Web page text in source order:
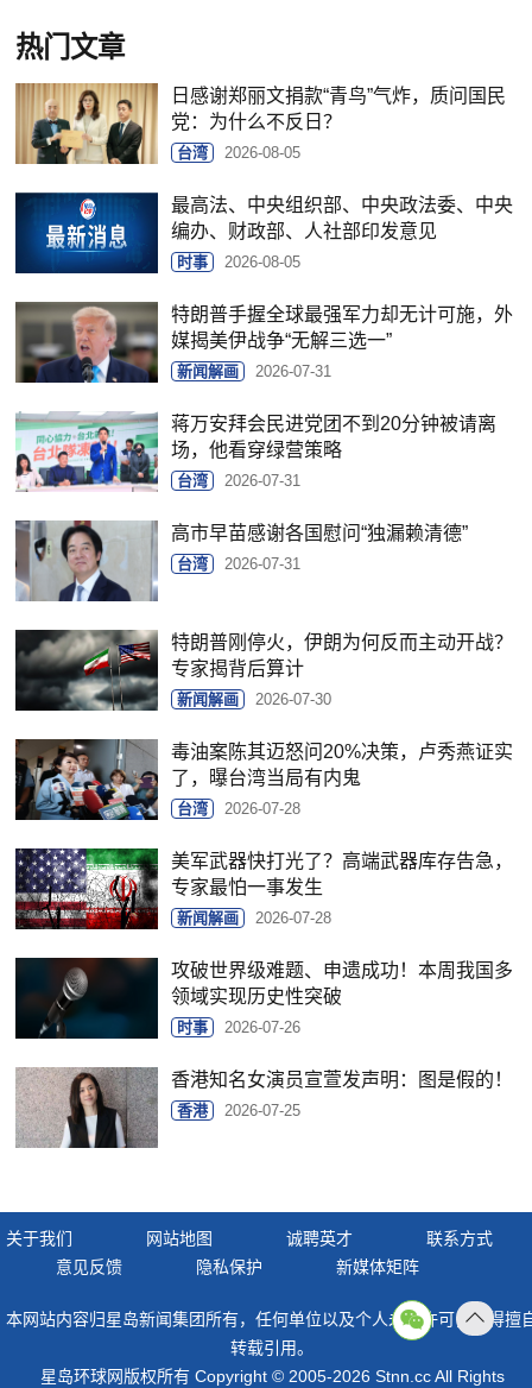
热门文章
日感谢郑丽文捐款“青鸟”气炸，质问国民
党：为什么不反日？
台湾 2026-08-05
最高法、中央组织部、中央政法委、中央
编办、财政部、人社部印发意见
时事 2026-08-05
特朗普手握全球最强军力却无计可施，外
媒揭美伊战争“无解三选一”
新闻解画 2026-07-31
蒋万安拜会民进党团不到20分钟被请离
场，他看穿绿营策略
台湾 2026-07-31
高市早苗感谢各国慰问“独漏赖清德”
台湾 2026-07-31
特朗普刚停火，伊朗为何反而主动开战？
专家揭背后算计
新闻解画 2026-07-30
毒油案陈其迈怒问20%决策，卢秀燕证实
了，曝台湾当局有内鬼
台湾 2026-07-28
美军武器快打光了？高端武器库存告急，
专家最怕一事发生
新闻解画 2026-07-28
攻破世界级难题、申遗成功！本周我国多
领域实现历史性突破
时事 2026-07-26
香港知名女演员宣萱发声明：图是假的！
香港 2026-07-25
关于我们 网站地图 诚聘英才
联系方式
意见反馈
隐私保护 新媒体矩阵
本网站内容归星岛新闻集团所有，任何单位以及个人未经许可，不得擅
转载引用。
星岛环球网版权所有 Copyright © 2005-2026 Stnn.cc All Rights
顶部